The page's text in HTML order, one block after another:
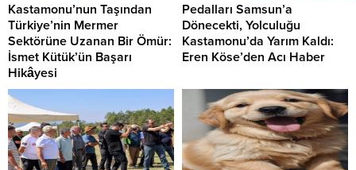
Kastamonu’nun Taşından
Türkiye’nin Mermer
Sektörüne Uzanan Bir Ömür:
İsmet Kütük’ün Başarı
Hikâyesi
Pedalları Samsun’a
Dönecekti, Yolculuğu
Kastamonu’da Yarım Kaldı:
Eren Köse’den Acı Haber